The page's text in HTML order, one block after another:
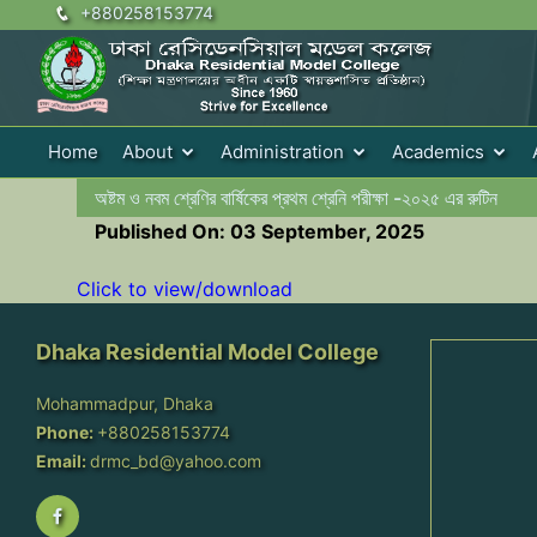
+880258153774
Home About Administration Academics
অষ্টম ও নবম শ্রেণির বার্ষিকের প্রথম শ্রেনি পরীক্ষা -২০২৫ এর রুটিন
Published On: 03 September, 2025
Click to view/download
Dhaka Residential Model College
Mohammadpur, Dhaka
Phone: +880258153774
Email: drmc_bd@yahoo.com